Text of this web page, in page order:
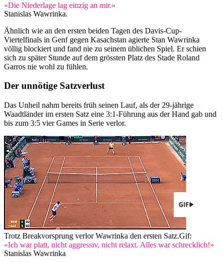
«Die Niederlage lag einzig an mir.»
Stanislas Wawrinka.
Ähnlich wie an den ersten beiden Tagen des Davis-Cup-
Viertelfinals in Genf gegen Kasachstan agierte Stan Wawrinka
völlig blockiert und fand nie zu seinem üblichen Spiel. Er schien
sich zu später Stunde auf dem grössten Platz des Stade Roland
Garros nie wohl zu fühlen.
Der unnötige Satzverlust
Das Unheil nahm bereits früh seinen Lauf, als der 29-jährige
Waadtländer im ersten Satz eine 3:1-Führung aus der Hand gab und
bis zum 3:5 vier Games in Serie verlor.
Trotz Breakvorsprung verlor Wawrinka den ersten Satz.Gif:
«Ich war platt, nicht aggressiv, nicht relaxt. Alles war schrecklich!»
Stanislas Wawrinka